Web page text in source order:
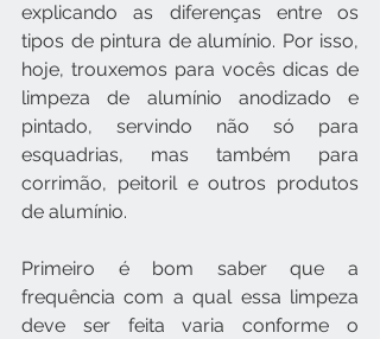
explicando as diferenças entre os
tipos de pintura de alumínio. Por isso,
hoje, trouxemos para vocês dicas de
limpeza de alumínio anodizado e
pintado, servindo não só para
esquadrias, mas também para
corrimão, peitoril e outros produtos
de alumínio.
Primeiro é bom saber que a
frequência com a qual essa limpeza
deve ser feita varia conforme o